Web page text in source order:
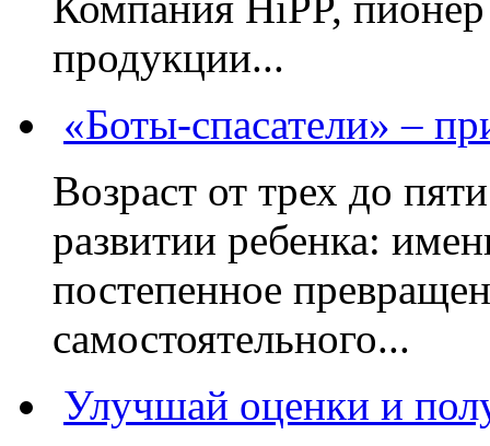
продукции...
«Боты-спасатели» –
Возраст от трех до
развитии ребенка:
постепенное
самостоятельного...
Улучшай оценки и